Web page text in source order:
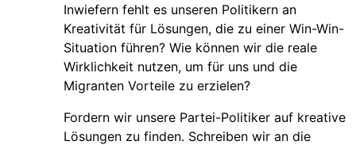
Inwiefern fehlt es unseren Politikern an
Kreativität für Lösungen, die zu einer Win-Win-
Situation führen? Wie können wir die reale
Wirklichkeit nutzen, um für uns und die
Migranten Vorteile zu erzielen?
Fordern wir unsere Partei-Politiker auf kreative
Lösungen zu finden. Schreiben wir an die